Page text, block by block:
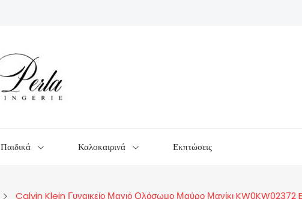
Παιδικά Καλοκαιρινά Εκπτώσεις
Calvin Klein Γυναικείο Μαγιό Ολόσωμο Μαύρο Μανίκι KW0KW02372